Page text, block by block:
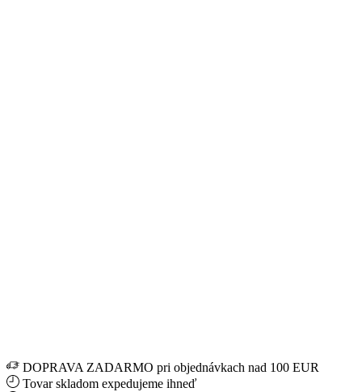
DOPRAVA ZADARMO pri objednávkach nad 100 EUR
Tovar skladom expedujeme ihneď